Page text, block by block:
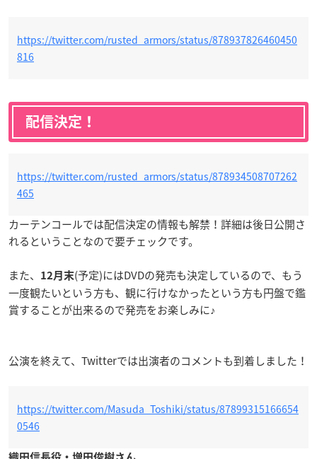
https://twitter.com/rusted_armors/status/878937826460450
816
配信決定！
https://twitter.com/rusted_armors/status/878934508707262
465
カーテンコールでは配信決定の情報も解禁！詳細は後日公開さ
れるということなので要チェックです。
また、 12月末(予定)にはDVDの発売も決定しているので、もう
一度観たいという方も、観に行けなかったという方も円盤で鑑
賞することが出来るので発売をお楽しみに♪
公演を終えて、Twitterでは出演者のコメントも到着しました！
https://twitter.com/Masuda_Toshiki/status/87899315166654
0546
織田信長役・増田俊樹さん